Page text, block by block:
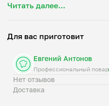
Читать далее...
Для вас приготовит
Евгений Антонов
Профессиональный повар
Нет отзывов
Доставка